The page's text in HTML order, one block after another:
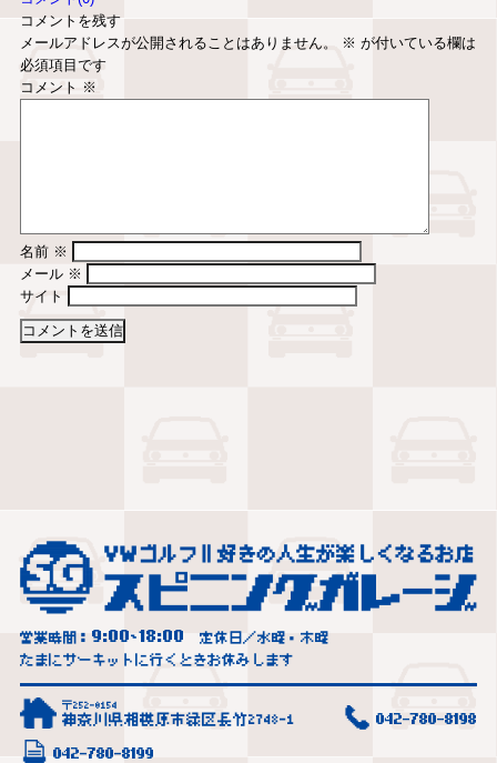
コメントを残す
メールアドレスが公開されることはありません。
※ が付いている欄は
必須項目です
コメント ※
名前 ※
メール ※
サイト
営業時間： 9:00~18:00
定休日／水曜・木曜
たまにサーキットに行くときお休みします
〒252-0154
神奈川県相模原市緑区長竹2748-1 042-780-8198
042-780-8199